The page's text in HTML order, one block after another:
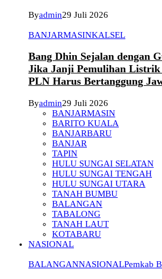
Byadmin29 Juli 2026
BANJARMASINKALSEL
Bang Dhin Sejalan dengan
Jika Janji Pemulihan
PLN Harus Bertanggung
Byadmin29 Juli 2026
BANJARMASIN
BARITO KUALA
BANJARBARU
BANJAR
TAPIN
HULU SUNGAI SELATAN
HULU SUNGAI TENGAH
HULU SUNGAI UTARA
TANAH BUMBU
BALANGAN
TABALONG
TANAH LAUT
KOTABARU
NASIONAL
BALANGANNASIONALPemkab